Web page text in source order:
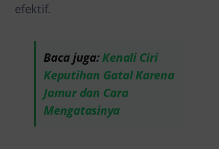
efektif.
Baca juga:Kenali Ciri
Keputihan Gatal Karena
Jamur dan Cara
Mengatasinya